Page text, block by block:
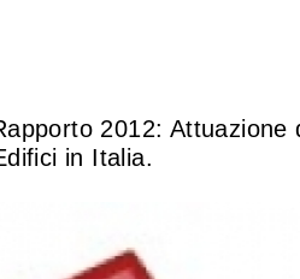
2012: Attuazione
in Italia.